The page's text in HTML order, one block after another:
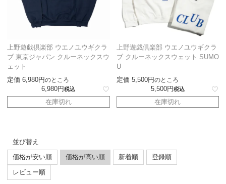
上野遊戯倶楽部 ウエノユウギクラ
ブ 東京ジャパン クルーネックスウ
ェット
定価 6,980 のところ
6,980 税込
在庫切れ
上野遊戯倶楽部 ウエノユウギクラ
ブ クルーネックスウェット SUMO
U
定価 5,500 のところ
5,500 税込
在庫切れ
並び替え
価格が安い順
価格が高い順 新着順
登録順
レビュー順